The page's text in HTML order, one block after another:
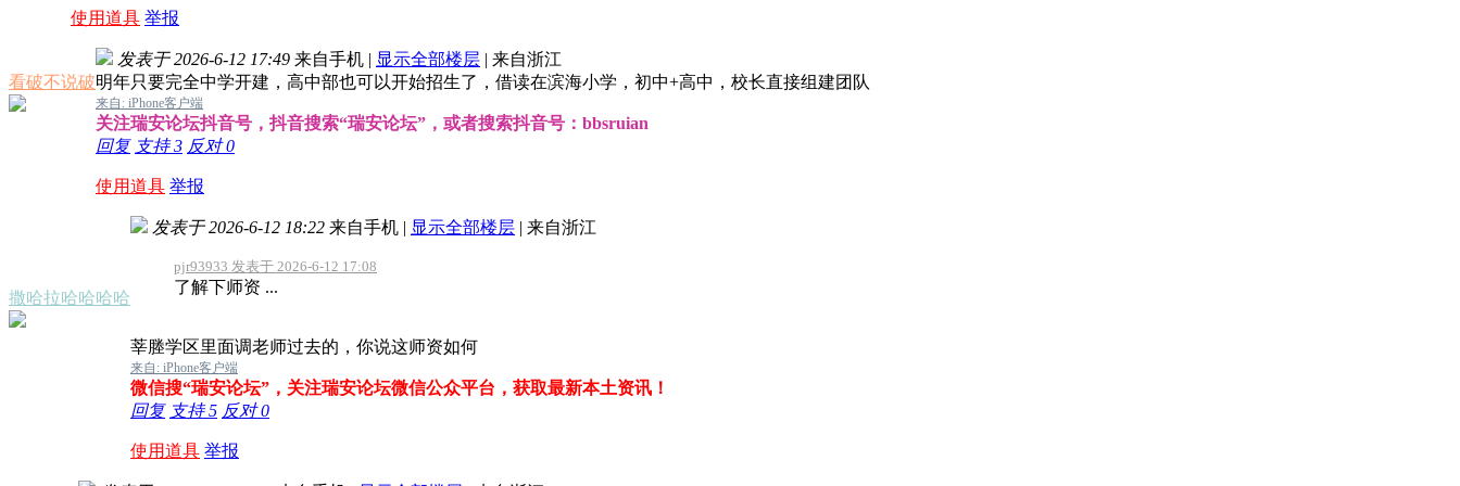
使用道具 举报
看破不说破
发表于 2026-6-12 17:49 来自手机 | 显示全部楼层 | 来自浙江
明年只要完全中学开建，高中部也可以开始招生了，借读在滨海小学，初中+高中，校长直接组建团队
来自: iPhone客户端
关注瑞安论坛抖音号，抖音搜索“瑞安论坛”，或者搜索抖音号：bbsruian
回复 支持3 反对0
使用道具 举报
撒哈拉哈哈哈哈
发表于 2026-6-12 18:22 来自手机 | 显示全部楼层 | 来自浙江
pjr93933 发表于 2026-6-12 17:08
了解下师资 ...
莘塍学区里面调老师过去的，你说这师资如何
来自: iPhone客户端
微信搜“瑞安论坛”，关注瑞安论坛微信公众平台，获取最新本土资讯！
回复 支持5 反对0
使用道具 举报